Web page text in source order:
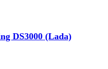
DS3000 (Lada)